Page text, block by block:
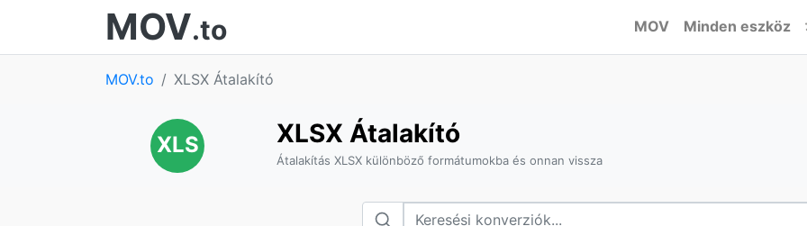
MOV.to MOV Minden eszköz
MOV.to XLSX Átalakító
XLS XLSX Átalakító
Átalakítás XLSX különböző formátumokba és onnan vissza